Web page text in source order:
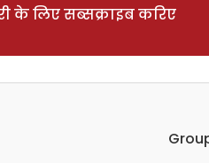
के लिए सब्सक्राइब करिए